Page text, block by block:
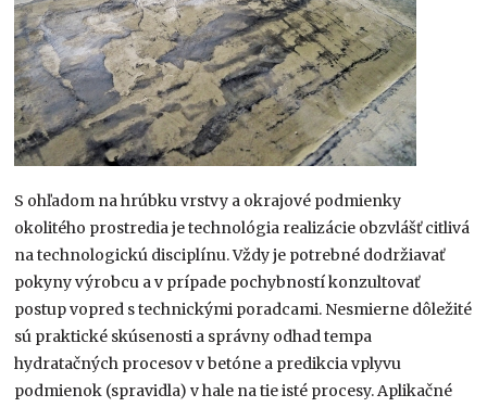
S ohľadom na hrúbku vrstvy a okrajové podmienky
okolitého prostredia je technológia realizácie obzvlášť citlivá
na technologickú disciplínu. Vždy je potrebné dodržiavať
pokyny výrobcu a v prípade pochybností konzultovať
postup vopred s technickými poradcami. Nesmierne dôležité
sú praktické skúsenosti a správny odhad tempa
hydratačných procesov v betóne a predikcia vplyvu
podmienok (spravidla) v hale na tie isté procesy. Aplikačné